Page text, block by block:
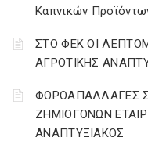
Καπνικών
ΣΤΟ ΦΕΚ ΟΙ
ΑΓΡΟΤΙΚΗΣ
ΦΟΡΟΑΠΑΛΛΑΓΕΣ
ΖΗΜΙΟΓΟΝΩΝ
ΑΝΑΠΤΥΞΙΑΚΟΣ